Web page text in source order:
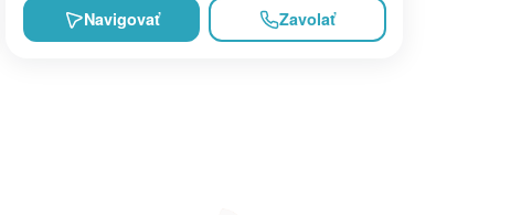
Navigovať Zavolať